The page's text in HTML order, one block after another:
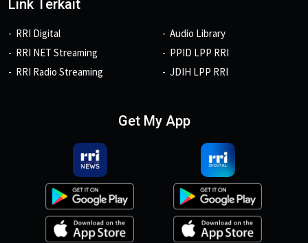
Link Terkait
RRI Digital
RRI NET Streaming
RRI Radio Streaming
Audio Library
PPID LPP RRI
JDIH LPP RRI
Get My App